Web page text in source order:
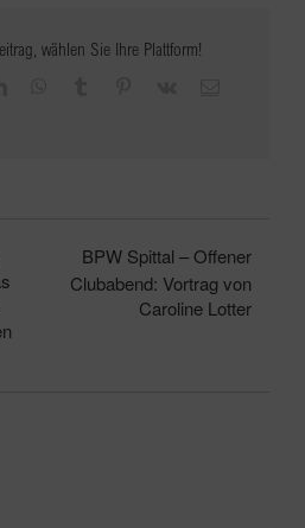
wählen Sie Ihre Plattform!
BPW Spittal – Offener
Clubabend: Vortrag von
Caroline Lotter